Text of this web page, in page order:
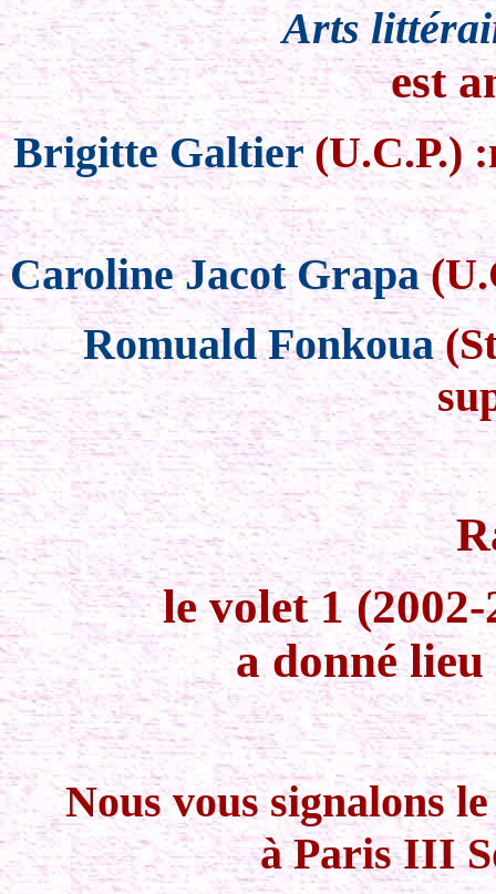
Arts
est
Brigitte Galtier(U.C.P.)
Caroline Jacot Grapa
Romuald Fonkoua
le volet 1
a donné
Nous vous signalons
à Paris III